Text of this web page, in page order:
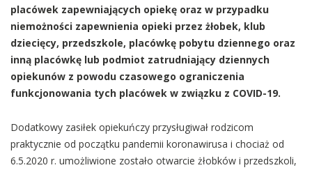
placówek zapewniających opiekę oraz w przypadku
niemożności zapewnienia opieki przez żłobek, klub
dziecięcy, przedszkole, placówkę pobytu dziennego oraz
inną placówkę lub podmiot zatrudniający dziennych
opiekunów z powodu czasowego ograniczenia
funkcjonowania tych placówek w związku z COVID-19.
Dodatkowy zasiłek opiekuńczy przysługiwał rodzicom
praktycznie od początku pandemii koronawirusa i chociaż od
6.5.2020 r. umożliwione zostało otwarcie żłobków i przedszkoli,